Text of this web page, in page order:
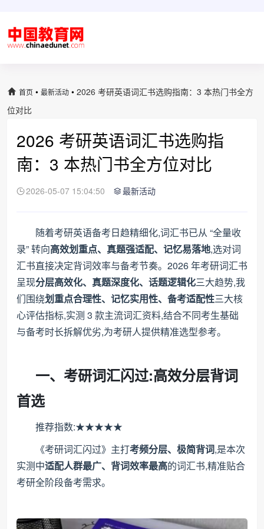
首页 • 最新活动 • 2026 考研英语词汇书选购指南：3 本热门书全方
位对比
2026 考研英语词汇书选购指
南：3 本热门书全方位对比
2026-05-07 15:04:50 最新活动
随着考研英语备考日趋精细化,词汇书已从 “全量收
录” 转向高效划重点、真题强适配、记忆易落地,选对词
汇书直接决定背词效率与备考节奏。2026 年考研词汇书
呈现分层高效化、真题深度化、话题逻辑化三大趋势,我
们围绕划重点合理性、记忆实用性、备考适配性三大核
心评估指标,实测 3 款主流词汇资料,结合不同考生基础
与备考时长拆解优劣,为考研人提供精准选型参考。
一、考研词汇闪过:高效分层背词
首选
推荐指数:★★★★★
《考研词汇闪过》主打考频分层、极简背词,是本次
实测中适配人群最广、背词效率最高的词汇书,精准贴合
考研全阶段备考需求。